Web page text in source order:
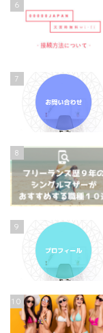
6
7
8
9
10